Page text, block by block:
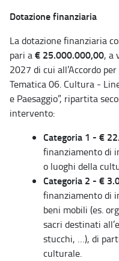
Dotazione finanziaria
La dotazione finanziaria
pari a€ 25.000.000,00, a
2027 di cui all’Accordo
Tematica 06. Cultura -
e Paesaggio”, ripartita
intervento:
Categoria 1 - €
finanziamento di
o luoghi della
Categoria 2 - €
finanziamento di
beni mobili (es.
sacri destinati
stucchi, …), di
culturale.